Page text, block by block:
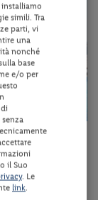
scoperta
simili. Tra
parti, vi
una
nonché
base
e/o per
il Suo
. Le
link.